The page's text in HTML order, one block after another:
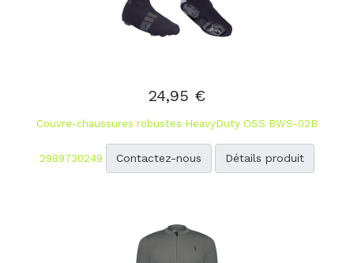
24,95 €
Couvre-chaussures robustes HeavyDuty OSS BWS-02B
2989730249 Contactez-nous Détails produit